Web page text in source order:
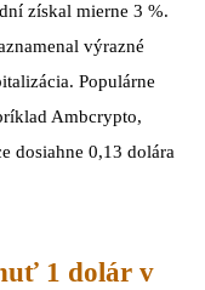
získal mierne 3 %.
výrazné
Populárne
Ambcrypto,
dosiahne 0,13 dolára
1 dolár v